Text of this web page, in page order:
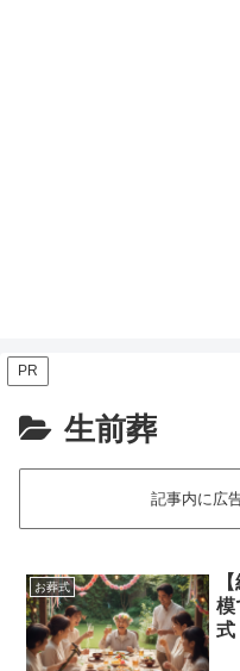
PR
生前葬
記事内に広
お葬式
模
式